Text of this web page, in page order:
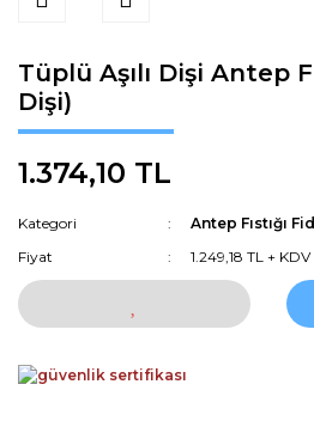
Tüplü Aşılı Dişi Antep
Dişi)
1.374,10 TL
Kategori
Antep Fıstığı
Fiyat
1.249,18 TL + KDV